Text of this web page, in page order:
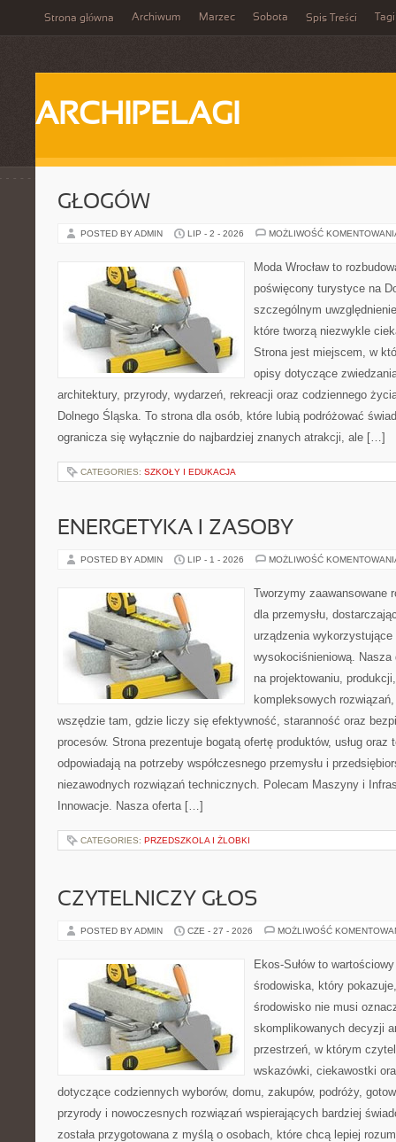
Strona główna Archiwum Marzec Sobota Spis Treści Tagi
ARCHIPELAGI
GŁOGÓW
POSTED BY ADMIN LIP - 2 - 2026 MOŻLIWOŚĆ
Moda Wrocław to
poświęcony turystyce na
szczególnym
które tworzą niezwykle
Strona jest miejscem, w
opisy dotyczące
architektury, przyrody, wydarzeń, rekreacji oraz codziennego
Dolnego Śląska. To strona dla osób, które lubią podróżować
ogranicza się wyłącznie do najbardziej znanych atrakcji, ale […]
CATEGORIES: SZKOŁY I EDUKACJA
ENERGETYKA I ZASOBY
POSTED BY ADMIN LIP - 1 - 2026 MOŻLIWOŚĆ
Tworzymy zaawansowane
dla przemysłu,
urządzenia wykorzystujące
wysokociśnieniową. Nasza
na projektowaniu,
kompleksowych
wszędzie tam, gdzie liczy się efektywność, staranność oraz
procesów. Strona prezentuje bogatą ofertę produktów, usług oraz
odpowiadają na potrzeby współczesnego przemysłu i
niezawodnych rozwiązań technicznych. Polecam Maszyny i
Innowacje. Nasza oferta […]
CATEGORIES: PRZEDSZKOLA I ŻLOBKI
CZYTELNICZY GŁOS
POSTED BY ADMIN CZE - 27 - 2026 MOŻLIWOŚĆ
Ekos-Sułów to
środowiska, który
środowisko nie musi
skomplikowanych decyzji
przestrzeń, w którym
wskazówki, ciekawostki
dotyczące codziennych wyborów, domu, zakupów, podróży,
przyrody i nowoczesnych rozwiązań wspierających bardziej
została przygotowana z myślą o osobach, które chcą lepiej